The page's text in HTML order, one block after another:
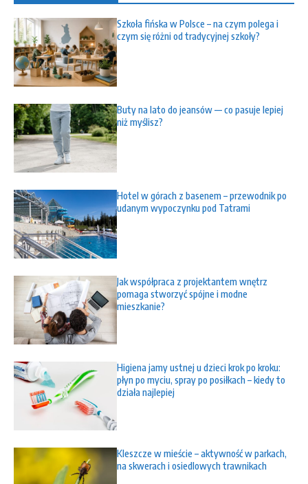
Szkoła fińska w Polsce – na czym polega i
czym się różni od tradycyjnej szkoły?
Buty na lato do jeansów — co pasuje lepiej
niż myślisz?
Hotel w górach z basenem – przewodnik po
udanym wypoczynku pod Tatrami
Jak współpraca z projektantem wnętrz
pomaga stworzyć spójne i modne
mieszkanie?
Higiena jamy ustnej u dzieci krok po kroku:
płyn po myciu, spray po posiłkach – kiedy to
działa najlepiej
Kleszcze w mieście – aktywność w parkach,
na skwerach i osiedlowych trawnikach